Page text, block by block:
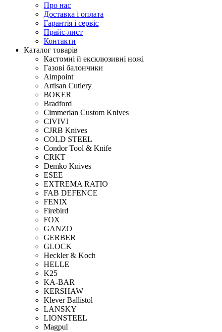
Про нас
Доставка і оплата
Гарантія і сервіс
Прайс-лист
Контакти
Каталог товарів
Кастомні й ексклюзивні ножі
Газові балончики
Aimpoint
Artisan Cutlery
BOKER
Bradford
Cimmerian Custom Knives
CIVIVI
CJRB Knives
COLD STEEL
Condor Tool & Knife
CRKT
Demko Knives
ESEE
EXTREMA RATIO
FAB DEFENCE
FENIX
Firebird
FOX
GANZO
GERBER
GLOCK
Heckler & Koch
HELLE
K25
KA-BAR
KERSHAW
Klever Ballistol
LANSKY
LIONSTEEL
Magpul